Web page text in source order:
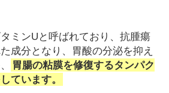
ミンUと呼ばれており、抗腫瘍
成分となり、胃酸の分泌を抑え
胃腸の粘膜を修復するタンパク
ています。